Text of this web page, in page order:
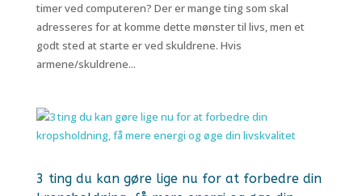
timer ved computeren? Der er mange ting som skal
adresseres for at komme dette mønster til livs, men et
godt sted at starte er ved skuldrene. Hvis
armene/skuldrene...
3 ting du kan gøre lige nu for at forbedre din